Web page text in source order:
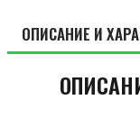
ОПИСАНИЕ И